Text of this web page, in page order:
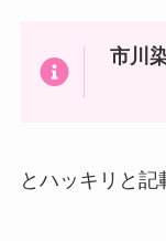
市川
とハッキリと記